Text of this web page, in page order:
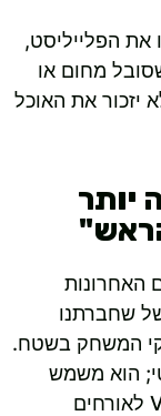
את הפלייליסט,
מחום או
יזכור את האוכל
יותר
האחרונות
שחברתנו
המשחק בשטח.
הוא משמש
כמרחב התרעננות לחתן ולכלה, אזור VIP לאורחים